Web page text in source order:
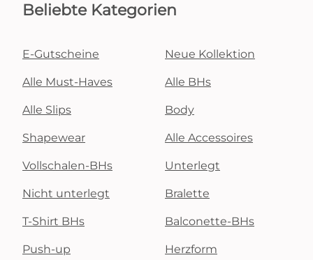
Beliebte Kategorien
E-Gutscheine Neue Kollektion
Alle Must-Haves Alle BHs
Alle Slips Body
Shapewear Alle Accessoires
Vollschalen-BHs Unterlegt
Nicht unterlegt Bralette
T-Shirt BHs Balconette-BHs
Push-up Herzform